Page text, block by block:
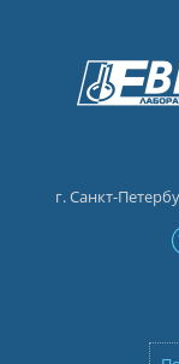
г. Санкт-